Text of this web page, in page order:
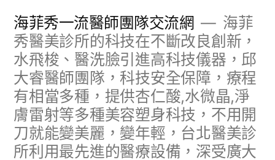
海菲秀一流醫師團隊交流網
海菲
秀醫美診所的科技在不斷改良創新，
水飛梭、醫洗臉引進高科技儀器，邱
大睿醫師團隊，科技安全保障，療程
有相當多種，提供杏仁酸,水微晶,淨
膚雷射等多種美容塑身科技，不用開
刀就能變美麗，變年輕，台北醫美診
所利用最先進的醫療設備，深受廣大